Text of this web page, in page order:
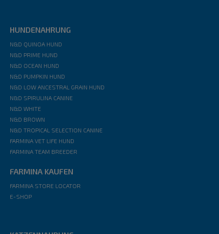
HUNDENAHRUNG
N&D QUINOA HUND
N&D PRIME HUND
N&D OCEAN HUND
N&D PUMPKIN HUND
N&D LOW ANCESTRAL GRAIN HUND
N&D SPIRULINA CANINE
N&D WHITE
N&D BROWN
N&D TROPICAL SELECTION CANINE
FARMINA VET LIFE HUND
FARMINA TEAM BREEDER
FARMINA KAUFEN
FARMINA STORE LOCATOR
E-SHOP